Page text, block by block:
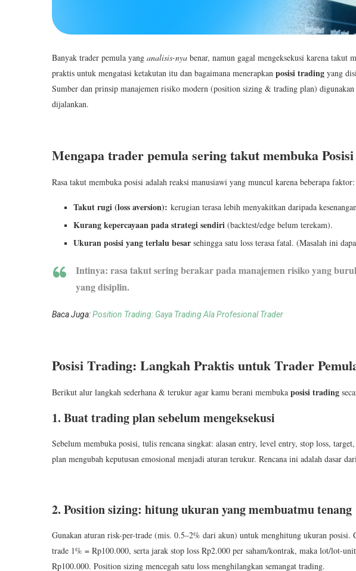
Banyak trader pemula yang analisis-nya benar, namun gagal mengeksekusi karena
praktis untuk mengatasi ketakutan itu dan bagaimana menerapkan posisi trading yang
Sumber dan prinsip manajemen risiko modern (position sizing & trading plan)
dijalankan.
Mengapa trader pemula sering takut membuka
Rasa takut membuka posisi adalah reaksi manusiawi yang muncul karena beberapa faktor:
Takut rugi (loss aversion): kerugian terasa lebih menyakitkan daripada
Kurang kepercayaan pada strategi sendiri (backtest/edge belum terekam).
Ukuran posisi yang terlalu besar sehingga satu loss terasa fatal. (Masalah ini
Intinya: rasa takut sering berakar pada manajemen risiko yang
yang disiplin.
Baca Juga:Position Trading: Gaya Trading Ala Profesional Trader
Posisi Trading: Langkah Praktis untuk Trader
Berikut alur langkah sederhana & terukur agar kamu berani membuka posisi trading
1. Buat trading plan sebelum mengeksekusi
Sebelum membuka posisi, tulis rencana singkat: alasan entry, level entry, stop loss,
plan mengubah keputusan emosional menjadi aturan terukur. Rencana ini adalah dasar
2. Position sizing: hitung ukuran yang membuatmu tenang
Gunakan aturan risk-per-trade (mis. 0.5–2% dari akun) untuk menghitung ukuran
trade 1% = Rp100.000, serta jarak stop loss Rp2.000 per saham/kontrak, maka lot/lot-
Rp100.000. Position sizing mencegah satu loss menghilangkan semangat trading.